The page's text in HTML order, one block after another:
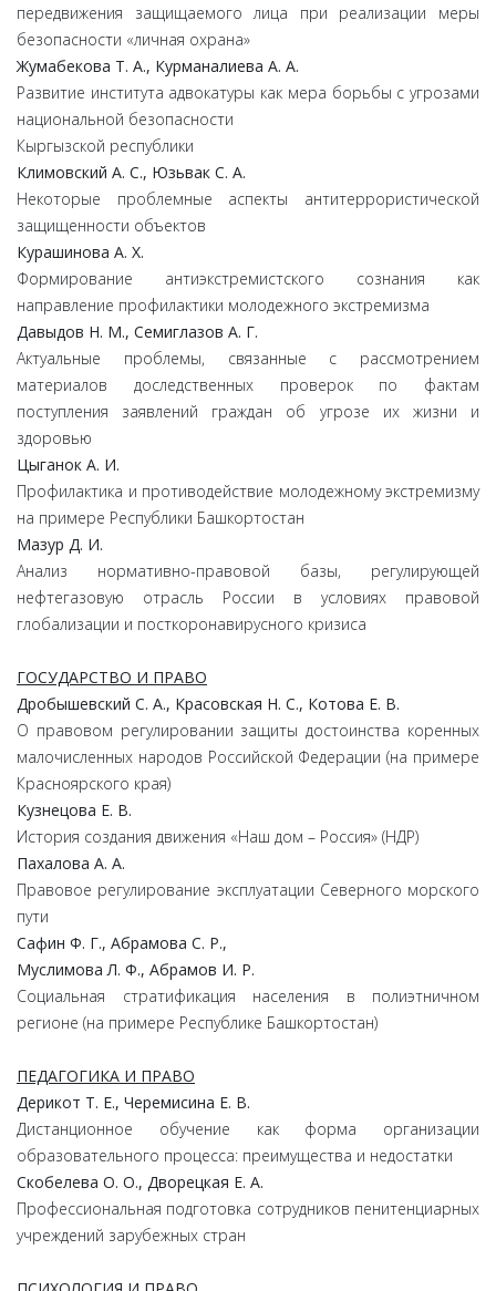
передвижения защищаемого лица при реализации меры
безопасности «личная охрана»
Жумабекова Т. А., Курманалиева А. А.
Развитие института адвокатуры как мера борьбы с угрозами
национальной безопасности
Кыргызской республики
Климовский А. С., Юзьвак С. А.
Некоторые проблемные аспекты антитеррористической
защищенности объектов
Курашинова А. Х.
Формирование антиэкстремистского сознания как
направление профилактики молодежного экстремизма
Давыдов Н. М., Семиглазов А. Г.
Актуальные проблемы, связанные с рассмотрением
материалов доследственных проверок по фактам
поступления заявлений граждан об угрозе их жизни и
здоровью
Цыганок А. И.
Профилактика и противодействиe молодежному экстремизму
на примере Республики Башкортостан
Мазур Д. И.
Анализ нормативно-правовой базы, регулирующей
нефтегазовую отрасль России в условиях правовой
глобализации и посткоронавирусного кризиса
ГОСУДАРСТВО И ПРАВО
Дробышевский С. А., Красовская Н. С., Котова Е. В.
О правовом регулировании защиты достоинства коренных
малочисленных народов Российской Федерации (на примере
Красноярского края)
Кузнецова Е. В.
История создания движения «Наш дом – Россия» (НДР)
Пахалова А. А.
Правовое регулирование эксплуатации Северного морского
пути
Сафин Ф. Г., Абрамова С. Р.,
Муслимова Л. Ф., Абрамов И. Р.
Социальная стратификация населения в полиэтничном
регионе (на примере Республике Башкортостан)
ПЕДАГОГИКА И ПРАВО
Дерикот Т. Е., Черемисина Е. В.
Дистанционное обучение как форма организации
образовательного процесса: преимущества и недостатки
Скобелева О. О., Дворецкая Е. А.
Профессиональная подготовка сотрудников пенитенциарных
учреждений зарубежных стран